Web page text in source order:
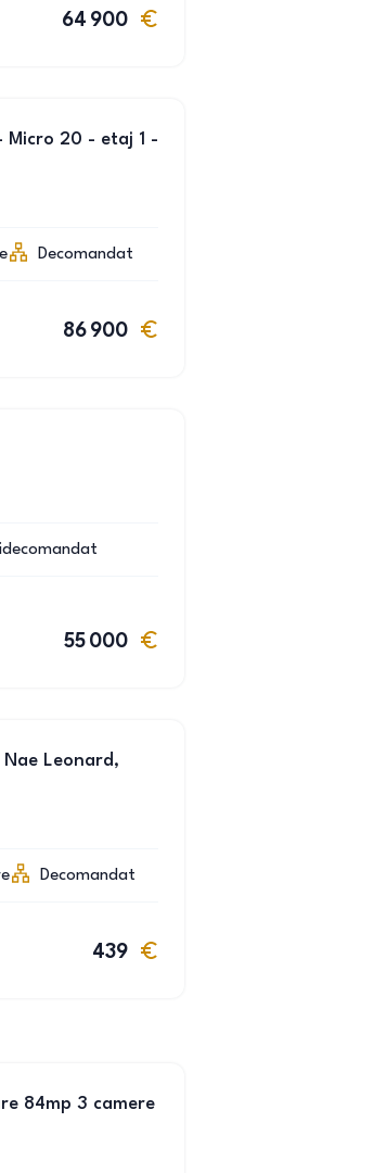
64 900
Micro 20 - etaj 1 -
Decomandat
86 900
55 000
Leonard,
Decomandat
439
84mp 3 camere